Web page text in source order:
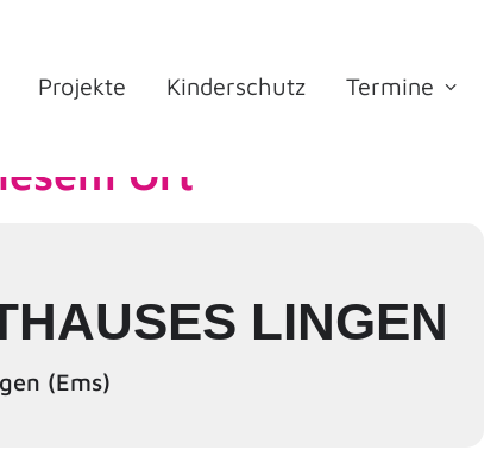
Projekte Kinderschutz Termine
Ort
LINGEN
(Ems)